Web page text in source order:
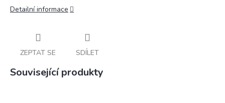
Detailní informace
ZEPTAT SE SDÍLET
Související produkty